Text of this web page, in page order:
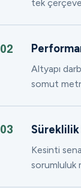
tek
02
Altyapı
somut
03 Süreklilik
Kesinti
sorumluluk